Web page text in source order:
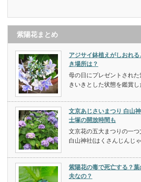
紫陽花まとめ
アジサイ鉢植えがしおれ
き場所は？
母の日にプレゼントされ
きいきとした状態を鑑賞
文京あじさいまつり 白山
士塚の開放時間も
文京花の五大まつりの一つ
白山神社(はくさんじんじ
紫陽花の毒で死亡する？
夫なの？